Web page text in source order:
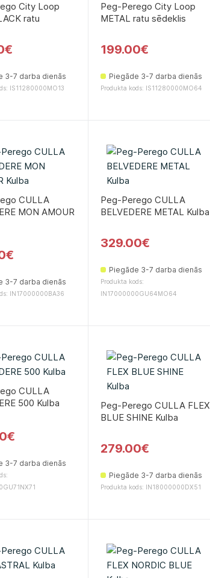
City Loop
ratu
3-7 darba dienās
IS11280000MO13
Peg-Perego City Loop
METAL ratu sēdeklis
199.00€
Piegāde 3-7 darba dienās
Produkta kods: IS11280000MO64
CULLA
MON AMOUR
3-7 darba dienās
IN17000000BA36
Peg-Perego CULLA
BELVEDERE METAL Kulbа
329.00€
Piegāde 3-7 darba dienās
Produkta kods:
IN17000000GU64MO64
CULLA
500 Kulbа
3-7 darba dienās
Peg-Perego CULLA FLEX
BLUE SHINE Kulbа
279.00€
Piegāde 3-7 darba dienās
Produkta kods: IN18000000DX51